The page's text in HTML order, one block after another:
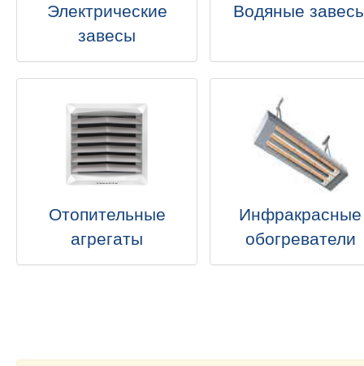
Электрические
завесы
Водяные
Отопительные
агрегаты
Инфракрасные
обогреватели